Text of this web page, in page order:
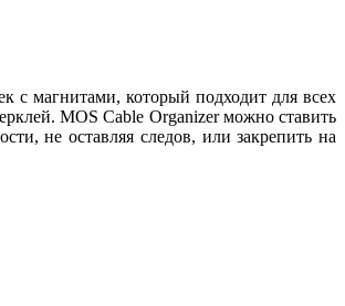
с магнитами, который подходит для всех
MOS Cable Organizer можно ставить
не оставляя следов, или закрепить на